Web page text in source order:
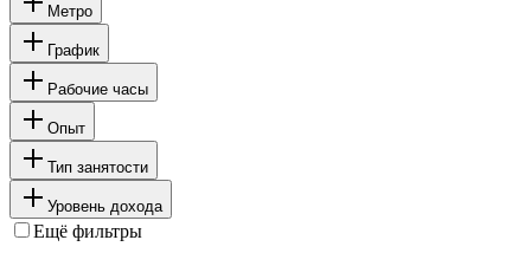
Метро
График
Рабочие часы
Опыт
Тип занятости
Уровень дохода
Ещё фильтры